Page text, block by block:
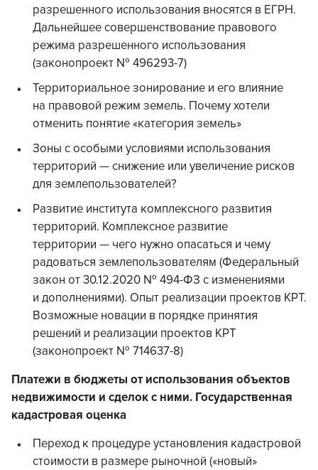
разрешенного использования вносятся в ЕГРН.
Дальнейшее совершенствование правового
режима разрешенного использования
(законопроект № 496293-7)
Территориальное зонирование и его влияние
на правовой режим земель. Почему хотели
отменить понятие «категория земель»
Зоны с особыми условиями использования
территорий — снижение или увеличение рисков
для землепользователей?
Развитие института комплексного развития
территорий. Комплексное развитие
территории — чего нужно опасаться и чему
радоваться землепользователям (Федеральный
закон от 30.12.2020 № 494-ФЗ с изменениями
и дополнениями). Опыт реализации проектов КРТ.
Возможные новации в порядке принятия
решений и реализации проектов КРТ
(законопроект № 714637-8)
Платежи в бюджеты от использования объектов
недвижимости и сделок с ними. Государственная
кадастровая оценка
Переход к процедуре установления кадастровой
стоимости в размере рыночной («новый»